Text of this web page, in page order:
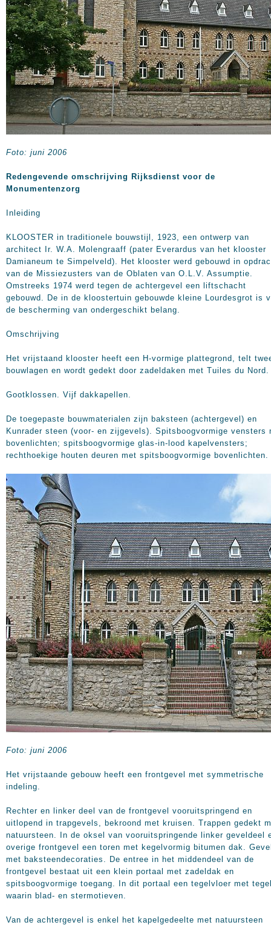
Foto: juni 2006
Redengevende omschrijving Rijksdienst voor de
Monumentenzorg
Inleiding
KLOOSTER in traditionele bouwstijl, 1923, een ontwerp van
architect Ir. W.A. Molengraaff (pater Everardus van het klooster
Damianeum te Simpelveld). Het klooster werd gebouwd in
van de Missiezusters van de Oblaten van O.L.V. Assumptie.
Omstreeks 1974 werd tegen de achtergevel een liftschacht
gebouwd. De in de kloostertuin gebouwde kleine Lourdesgrot is
de bescherming van ondergeschikt belang.
Omschrijving
Het vrijstaand klooster heeft een H-vormige plattegrond, telt
bouwlagen en wordt gedekt door zadeldaken met Tuiles du Nord.
Gootklossen. Vijf dakkapellen.
De toegepaste bouwmaterialen zijn baksteen (achtergevel) en
Kunrader steen (voor- en zijgevels). Spitsboogvormige vensters
bovenlichten; spitsboogvormige glas-in-lood kapelvensters;
rechthoekige houten deuren met spitsboogvormige bovenlichten.
Foto: juni 2006
Het vrijstaande gebouw heeft een frontgevel met symmetrische
indeling.
Rechter en linker deel van de frontgevel vooruitspringend en
uitlopend in trapgevels, bekroond met kruisen. Trappen gedekt
natuursteen. In de oksel van vooruitspringende linker geveldeel
overige frontgevel een toren met kegelvormig bitumen dak.
met baksteendecoraties. De entree in het middendeel van de
frontgevel bestaat uit een klein portaal met zadeldak en
spitsboogvormige toegang. In dit portaal een tegelvloer met
waarin blad- en stermotieven.
Van de achtergevel is enkel het kapelgedeelte met natuursteen